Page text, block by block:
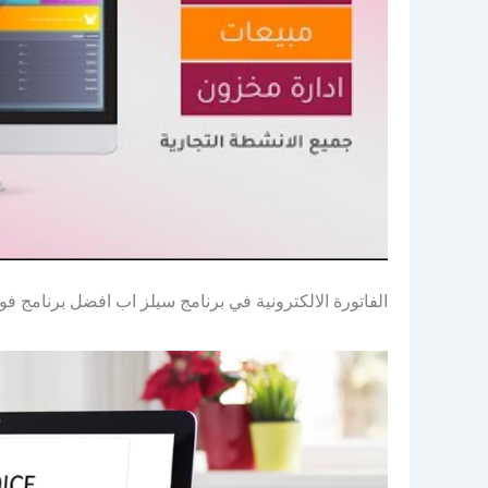
الفاتورة الالكترونية في برنامج سيلز اب افضل برنامج